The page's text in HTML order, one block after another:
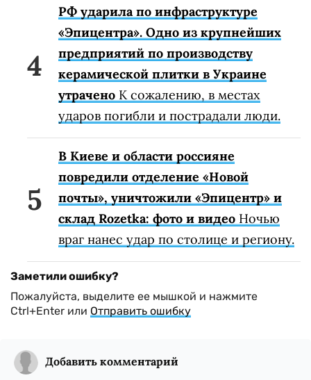
РФ ударила по инфраструктуре
«Эпицентра». Одно из крупнейших
предприятий по производству
керамической плитки в Украине
утрачено К сожалению, в местах
ударов погибли и пострадали люди.
В Киеве и области россияне
повредили отделение «Новой
почты», уничтожили «Эпицентр» и
склад Rozetka: фото и видео Ночью
враг нанес удар по столице и региону.
Заметили ошибку?
Пожалуйста, выделите ее мышкой и нажмите
Ctrl+Enter или Отправить ошибку
Добавить комментарий